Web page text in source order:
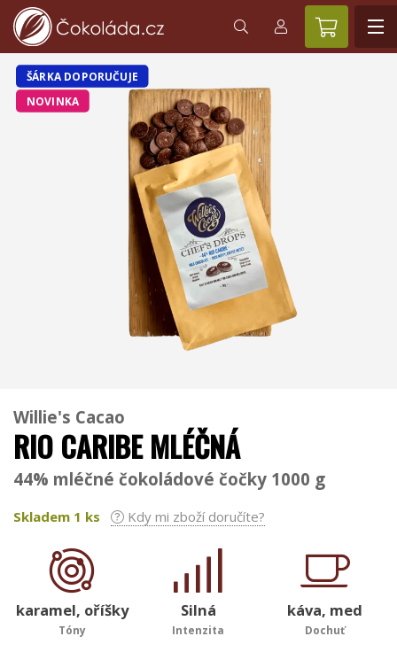
ŠÁRKA DOPORUČUJE
NOVINKA
Willie's Cacao
RIO CARIBE MLÉČNÁ
44% mléčné čokoládové čočky 1000 g
Skladem 1 ks Kdy mi zboží doručíte?
karamel, oříšky
Tóny
Silná
Intenzita
káva, med
Dochuť